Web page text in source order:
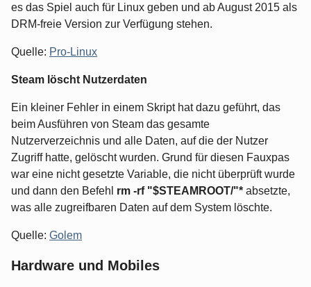
es das Spiel auch für Linux geben und ab August 2015 als
DRM-freie Version zur Verfügung stehen.
Quelle: Pro-Linux
Steam löscht Nutzerdaten
Ein kleiner Fehler in einem Skript hat dazu geführt, das
beim Ausführen von Steam das gesamte
Nutzerverzeichnis und alle Daten, auf die der Nutzer
Zugriff hatte, gelöscht wurden. Grund für diesen Fauxpas
war eine nicht gesetzte Variable, die nicht überprüft wurde
und dann den Befehl rm -rf "$STEAMROOT/"* absetzte,
was alle zugreifbaren Daten auf dem System löschte.
Quelle: Golem
Hardware und Mobiles